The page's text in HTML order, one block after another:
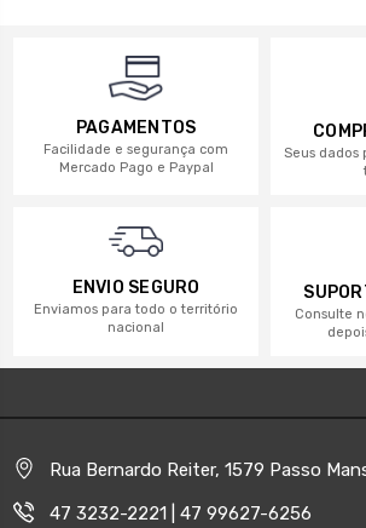
PAGAMENTOS
Facilidade e segurança com
Mercado Pago e Paypal
Seus dados
ENVIO SEGURO
Enviamos para todo o território
nacional
Consulte
Rua Bernardo Reiter, 1579 Passo
47 3232-2221 | 47 99627-6256